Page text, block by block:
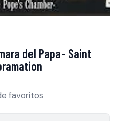
del Papa- Saint
favoritos